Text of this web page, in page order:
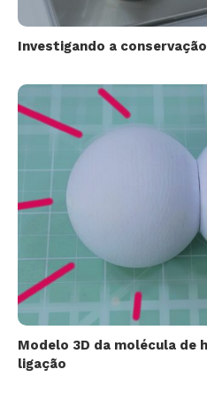
Investigando a
Modelo 3D da molécula de
ligação